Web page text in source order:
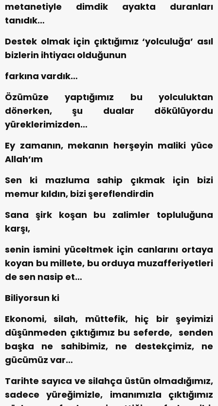
metanetiyle dimdik ayakta duranları
tanıdık…
Destek olmak için çıktığımız ‘yolculuğa’ asıl
bizlerin ihtiyacı olduğunun
farkına vardık…
Özümüze yaptığımız bu yolculuktan
dönerken, şu dualar dökülüyordu
yüreklerimizden…
Ey zamanın, mekanın herşeyin maliki yüce
Allah’ım
Sen ki mazluma sahip çıkmak için bizi
memur kıldın, bizi şereflendirdin
Sana şirk koşan bu zalimler topluluğuna
karşı,
senin ismini yüceltmek için canlarını ortaya
koyan bu millete, bu orduya muzafferiyetleri
de sen nasip et…
Biliyorsun ki
Ekonomi, silah, müttefik, hiç bir şeyimizi
düşünmeden çıktığımız bu seferde, senden
başka ne sahibimiz, ne destekçimiz, ne
gücümüz var…
Tarihte sayıca ve silahça üstün olmadığımız,
sadece yüreğimizle, imanımızla çıktığımız